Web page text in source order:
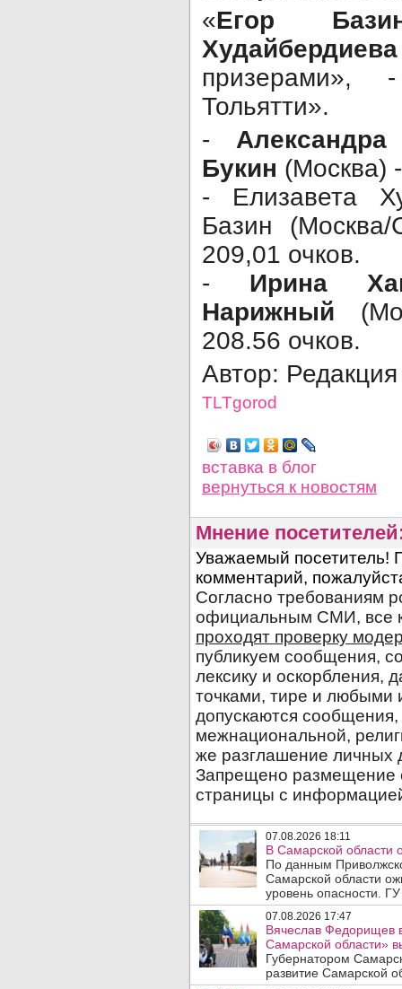
«Егор
Худайбердиева
призерами»,
Тольятти».
-
Букин (Москва)
-
Елизавета
Базин
209,01 очков.
- Ирина
Нарижный
208.56 очков.
Автор:
TLTgorod
вставка в блог
вернуться к новостям
Мнение
07.08.2026 18:11
В Самарской области
По данным
Самарской области
уровень опасности.
07.08.2026 17:47
Вячеслав Федорищев
Самарской области»
Губернатором
развитие Самарской